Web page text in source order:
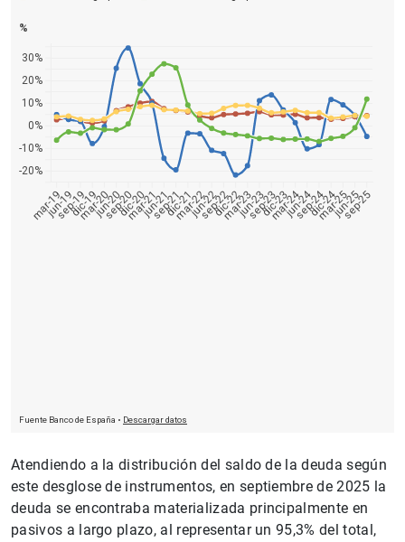
Atendiendo a la distribución del saldo de la deuda según
este desglose de instrumentos, en septiembre de 2025 la
deuda se encontraba materializada principalmente en
pasivos a largo plazo, al representar un 95,3% del total,